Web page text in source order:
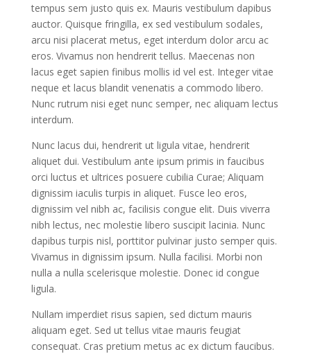
tempus sem justo quis ex. Mauris vestibulum dapibus
auctor. Quisque fringilla, ex sed vestibulum sodales,
arcu nisi placerat metus, eget interdum dolor arcu ac
eros. Vivamus non hendrerit tellus. Maecenas non
lacus eget sapien finibus mollis id vel est. Integer vitae
neque et lacus blandit venenatis a commodo libero.
Nunc rutrum nisi eget nunc semper, nec aliquam lectus
interdum.
Nunc lacus dui, hendrerit ut ligula vitae, hendrerit
aliquet dui. Vestibulum ante ipsum primis in faucibus
orci luctus et ultrices posuere cubilia Curae; Aliquam
dignissim iaculis turpis in aliquet. Fusce leo eros,
dignissim vel nibh ac, facilisis congue elit. Duis viverra
nibh lectus, nec molestie libero suscipit lacinia. Nunc
dapibus turpis nisl, porttitor pulvinar justo semper quis.
Vivamus in dignissim ipsum. Nulla facilisi. Morbi non
nulla a nulla scelerisque molestie. Donec id congue
ligula.
Nullam imperdiet risus sapien, sed dictum mauris
aliquam eget. Sed ut tellus vitae mauris feugiat
consequat. Cras pretium metus ac ex dictum faucibus.